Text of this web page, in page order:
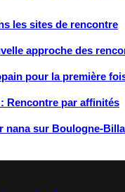
les sites de rencontre
approche des
pour la première
Rencontre par affinités
nana sur Boulogne-